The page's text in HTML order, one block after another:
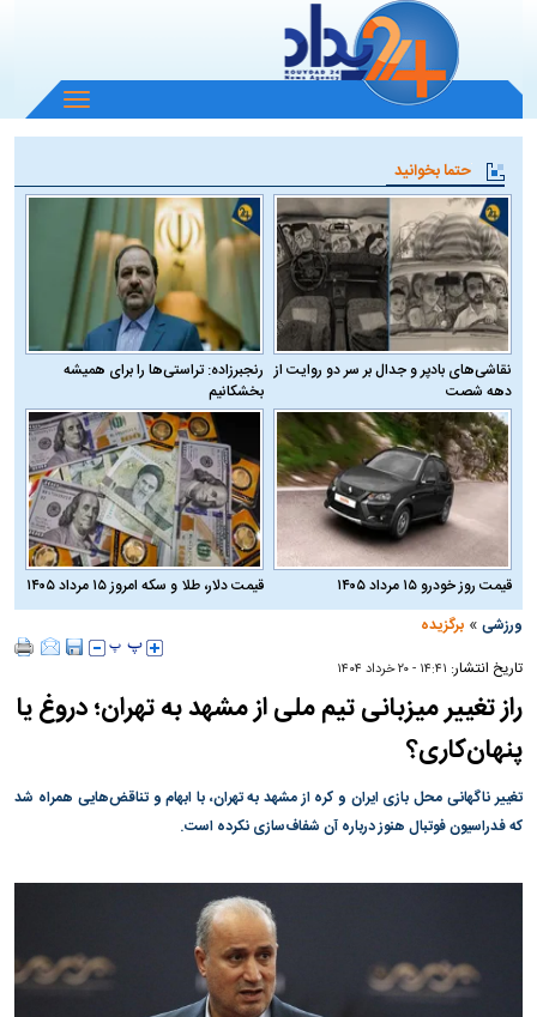
باز
و
منو
حتما بخوانید
نقاشی‌های بادپر و جدال بر سر دو روایت از
دهه شصت
رنجبرزاده: تراستی‌ها را برای همیشه
بخشکانیم
قیمت روز خودرو ۱۵ مرداد ۱۴۰۵
قیمت دلار، طلا و سکه امروز ۱۵ مرداد ۱۴۰۵
ورزشی »برگزیده
تاریخ انتشار: ۱۴:۴۱ - ۲۰ خرداد ۱۴۰۴
راز تغییر میزبانی تیم ملی از مشهد به تهران؛ دروغ یا
پنهان‌کاری؟
تغییر ناگهانی محل بازی ایران و کره از مشهد به تهران، با ابهام‌ و تناقض‌هایی همراه شد
که فدراسیون فوتبال هنوز درباره آن شفاف‌سازی نکرده است.